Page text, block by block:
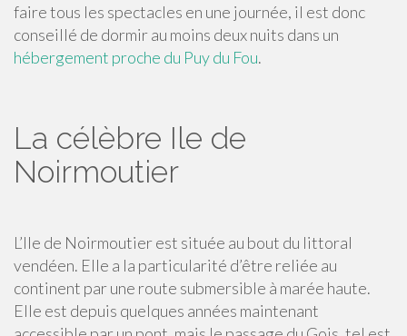
faire tous les spectacles en une journée, il est donc
conseillé de dormir au moins deux nuits dans un
hébergement proche du Puy du Fou.
La célèbre Ile de
Noirmoutier
L’Ile de Noirmoutier est située au bout du littoral
vendéen. Elle a la particularité d’être reliée au
continent par une route submersible à marée haute.
Elle est depuis quelques années maintenant